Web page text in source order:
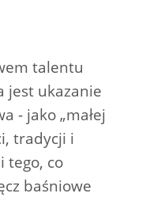
talentu
jest ukazanie
- jako „małej
tradycji i
tego, co
baśniowe